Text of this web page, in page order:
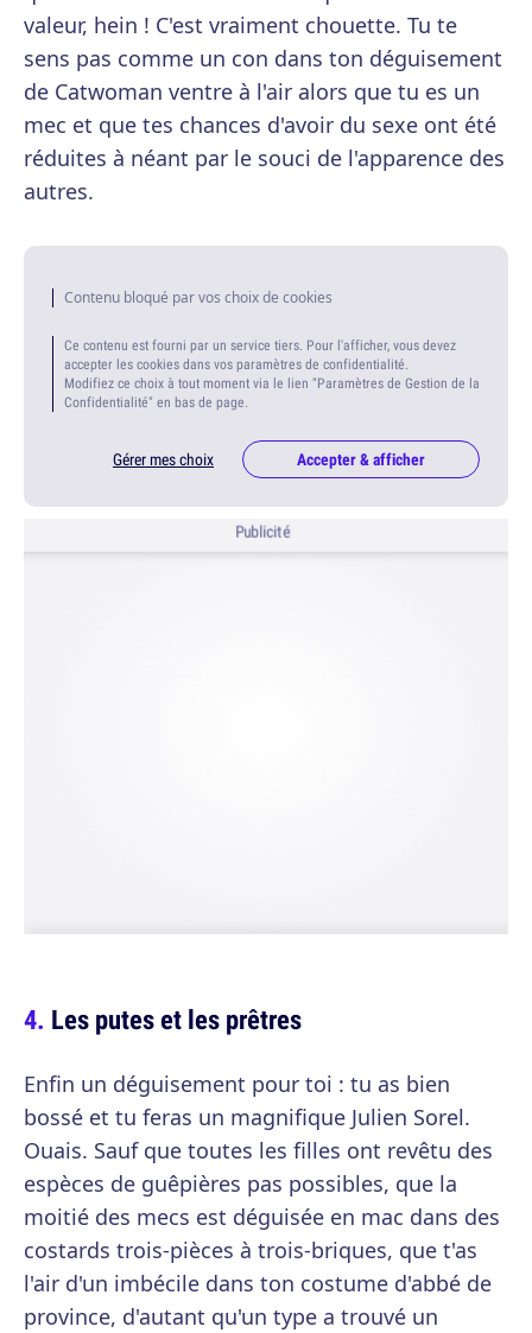
valeur, hein ! C'est vraiment chouette. Tu te
sens pas comme un con dans ton déguisement
de Catwoman ventre à l'air alors que tu es un
mec et que tes chances d'avoir du sexe ont été
réduites à néant par le souci de l'apparence des
autres.
Contenu bloqué par vos choix de cookies
Ce contenu est fourni par un service tiers. Pour l'afficher, vous devez
accepter les cookies dans vos paramètres de confidentialité.
Modifiez ce choix à tout moment via le lien "Paramètres de Gestion de la
Confidentialité" en bas de page.
Gérer mes choix Accepter & afficher
Publicité
Les putes et les prêtres
Enfin un déguisement pour toi : tu as bien
bossé et tu feras un magnifique Julien Sorel.
Ouais. Sauf que toutes les filles ont revêtu des
espèces de guêpières pas possibles, que la
moitié des mecs est déguisée en mac dans des
costards trois-pièces à trois-briques, que t'as
l'air d'un imbécile dans ton costume d'abbé de
province, d'autant qu'un type a trouvé un